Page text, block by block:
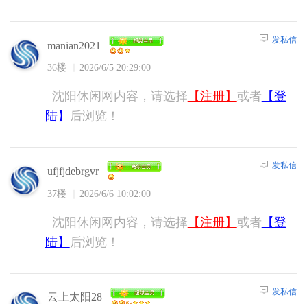
manian2021
36楼 2026/6/5 20:29:00
发私信
沈阳休闲网内容，请选择 【注册】 或者 【登
陆】
后浏览！
ufjfjdebrgvr
37楼 2026/6/6 10:02:00
发私信
沈阳休闲网内容，请选择 【注册】 或者 【登
陆】
后浏览！
云上太阳28 发私信